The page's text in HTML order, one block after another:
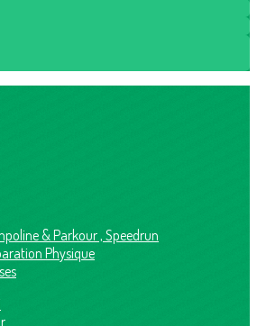
& Parkour , Speedrun
Physique